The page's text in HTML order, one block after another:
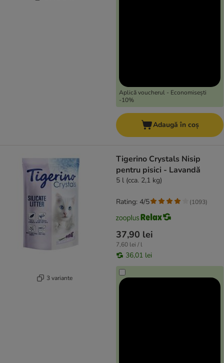
Aplică voucherul - Economisești
-10%
Adaugă în coș
3 variante
Tigerino Crystals Nisip
pentru pisici - Lavandă
5 l (cca. 2,1 kg)
37,90 lei
7,60 lei / l
36,01 lei
Rating: 4/5 (1093)